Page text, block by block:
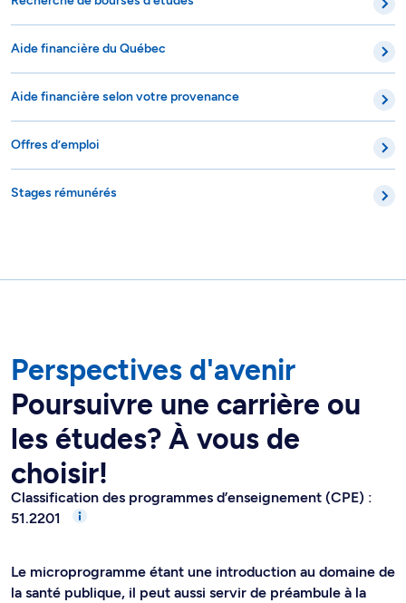
Aide financière du Québec
Aide financière selon votre provenance
Offres d’emploi
Stages rémunérés
Perspectives d'avenir
Poursuivre une carrière ou
les études? À vous de
choisir!
Classification des programmes d’enseignement (CPE) :
51.2201
Le microprogramme étant une introduction au domaine de
la santé publique, il peut aussi servir de préambule à la